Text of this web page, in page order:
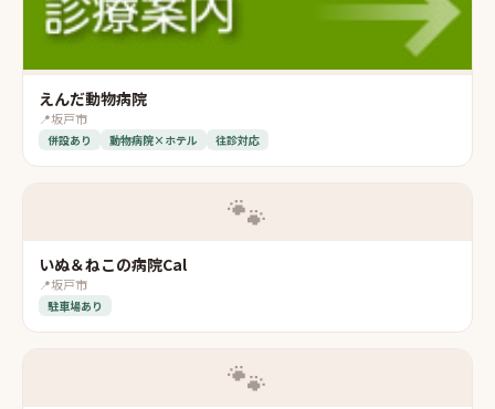
えんだ動物病院
📍坂戸市
併設あり 動物病院×ホテル 往診対応
🐾
いぬ＆ねこの病院Cal
📍坂戸市
駐車場あり
🐾